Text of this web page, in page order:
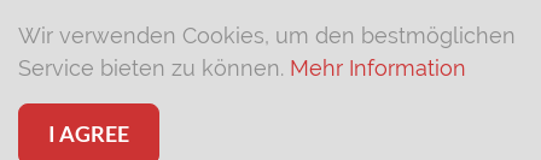
Wir verwenden Cookies, um den bestmöglichen
Service bieten zu können. Mehr Information
I AGREE